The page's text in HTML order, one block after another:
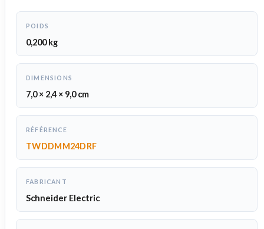
POIDS
0,200 kg
DIMENSIONS
7,0 × 2,4 × 9,0 cm
RÉFÉRENCE
TWDDMM24DRF
FABRICANT
Schneider Electric